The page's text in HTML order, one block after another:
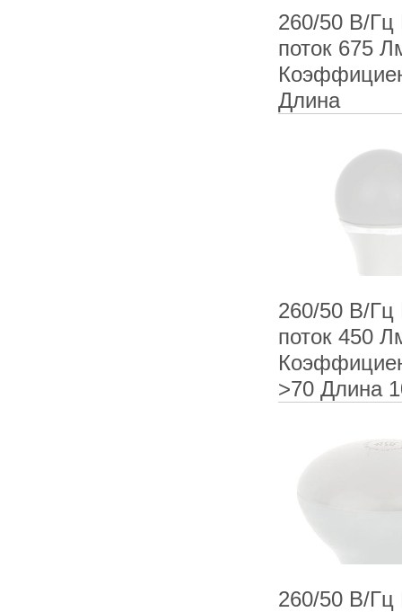
260/50 В/Гц
поток 675
Длина
260/50 В/Гц
поток 450
>70 Длина
260/50 В/Гц